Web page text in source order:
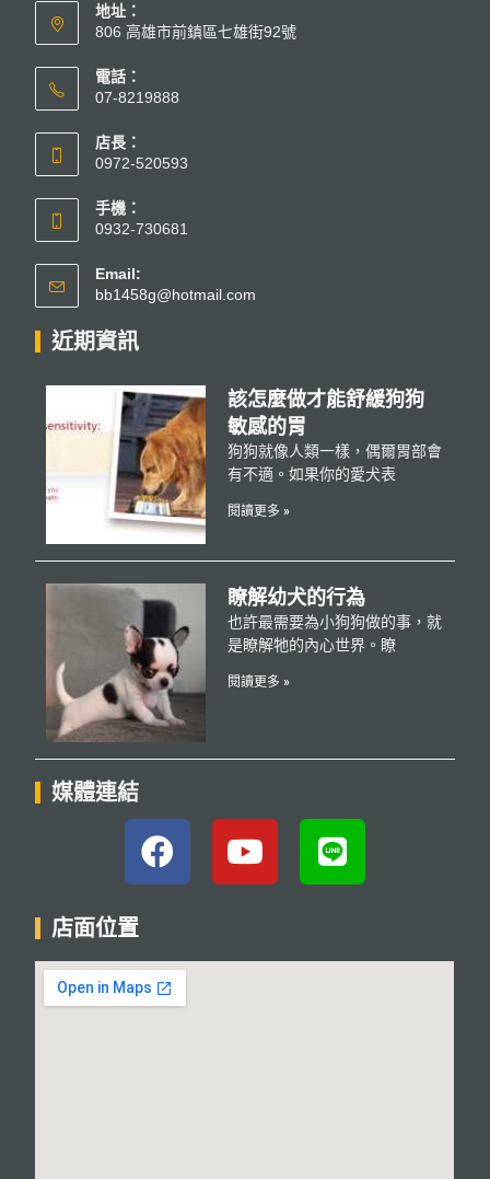
地址：
806 高雄市前鎮區七雄街92號
電話：
07-8219888
店長：
0972-520593
手機：
0932-730681
Email:
bb1458g@hotmail.com
近期資訊
該怎麼做才能舒緩狗狗
敏感的胃
狗狗就像人類一樣，偶爾胃部會
有不適。如果你的愛犬表
閱讀更多 »
瞭解幼犬的行為
也許最需要為小狗狗做的事，就
是瞭解牠的內心世界。瞭
閱讀更多 »
媒體連結
店面位置